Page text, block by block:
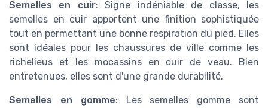
Semelles en cuir: Signe indéniable de classe, les
semelles en cuir apportent une finition sophistiquée
tout en permettant une bonne respiration du pied. Elles
sont idéales pour les chaussures de ville comme les
richelieus et les mocassins en cuir de veau. Bien
entretenues, elles sont d'une grande durabilité.
Semelles en gomme: Les semelles gomme sont